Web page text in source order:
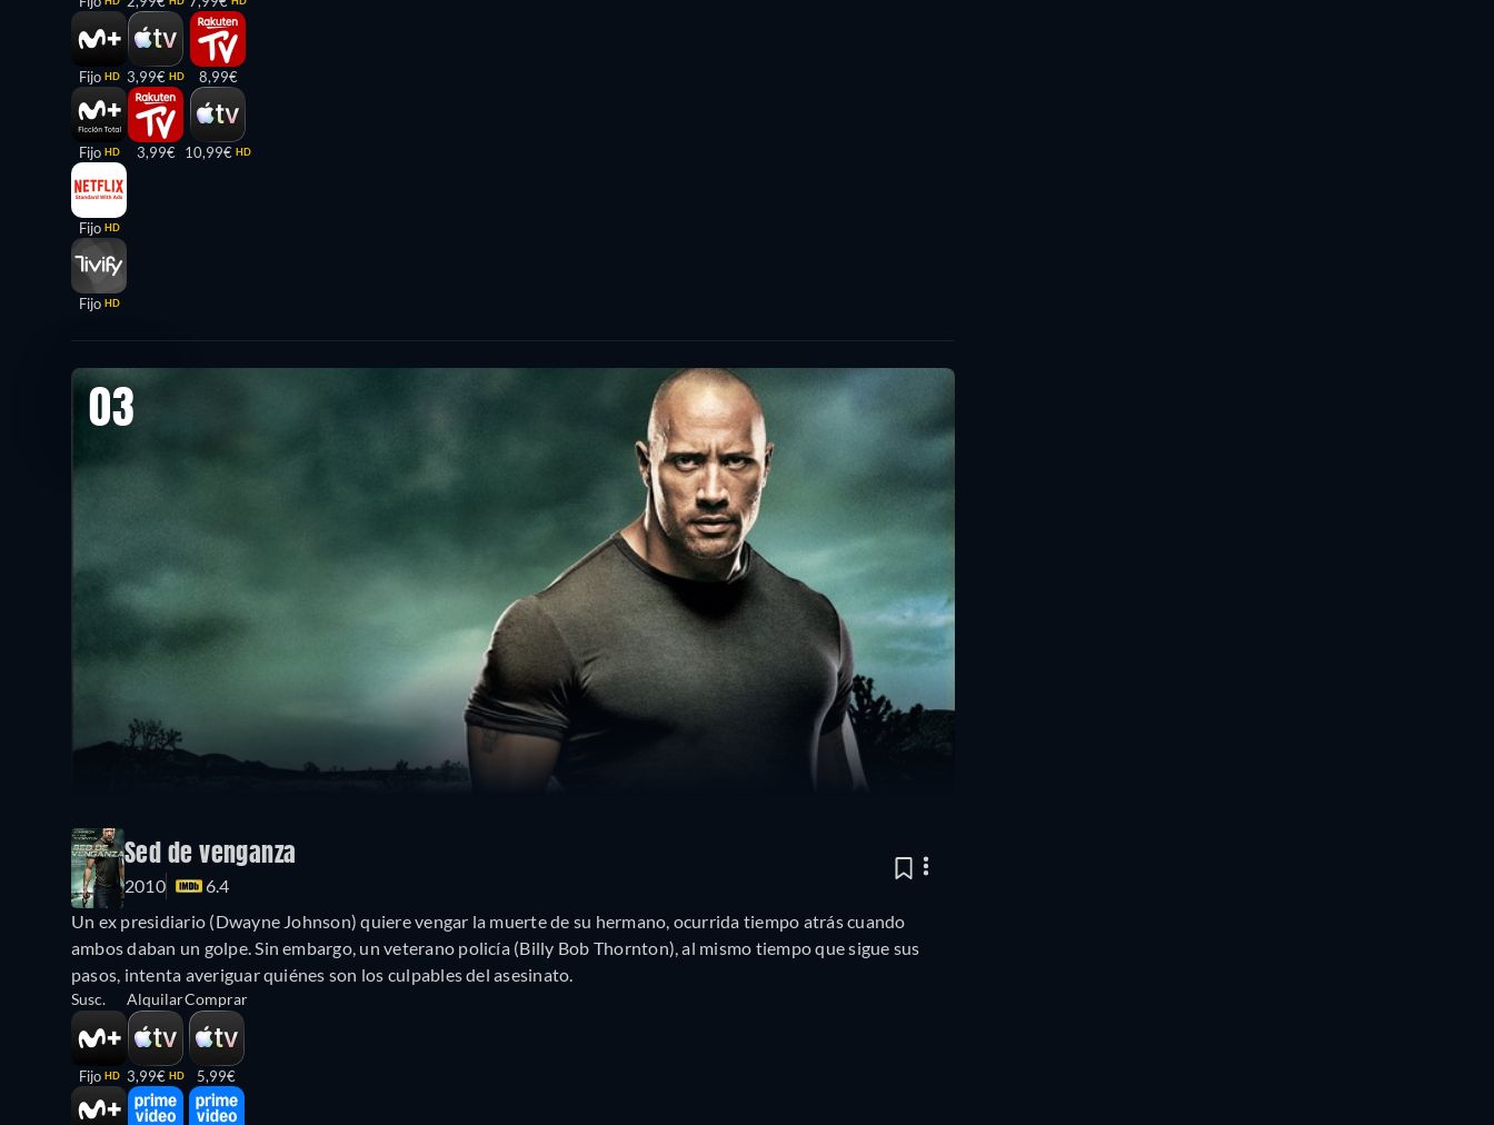
Fijo HD
Fijo HD
Fijo HD
Fijo HD
3,99€ HD
3,99€
8,99€
10,99€ HD
03
Sed de venganza
2010
6.4
Un ex presidiario (Dwayne Johnson) quiere vengar la muerte de su hermano, ocurrida tiempo atrás cuando
ambos daban un golpe. Sin embargo, un veterano policía (Billy Bob Thornton), al mismo tiempo que sigue sus
pasos, intenta averiguar quiénes son los culpables del asesinato.
Susc.
Fijo HD
Alquilar
3,99€ HD
Comprar
5,99€